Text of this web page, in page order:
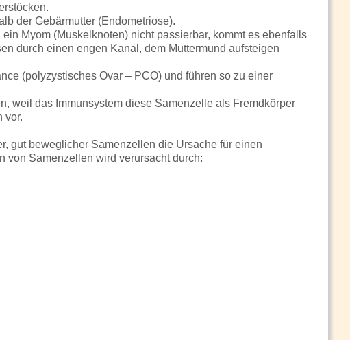
der Gebärmutter (Endometriose).
Myom (Muskelknoten) nicht passierbar, kommt es ebenfalls
durch einen engen Kanal, dem Muttermund aufsteigen
(polyzystisches Ovar – PCO) und führen so zu einer
weil das Immunsystem diese Samenzelle als Fremdkörper
vor.
gut beweglicher Samenzellen die Ursache für einen
von Samenzellen wird verursacht durch: